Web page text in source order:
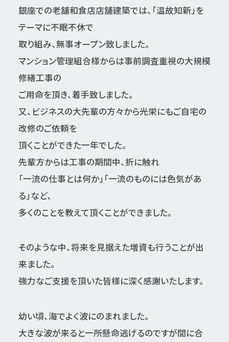
銀座での老舗和食店店舗建築では、「温故知新」を
テーマに不眠不休で
取り組み、無事オープン致しました。
マンション管理組合様からは事前調査重視の大規模
修繕工事の
ご用命を頂き、着手致しました。
又、ビジネスの大先輩の方々から光栄にもご自宅の
改修のご依頼を
頂くことができた一年でした。
先輩方からは工事の期間中、折に触れ
「一流の仕事とは何か」「一流のものには色気があ
る」など、
多くのことを教えて頂くことができました。
そのような中、将来を見据えた増資も行うことが出
来ました。
強力なご支援を頂いた皆様に深く感謝いたします。
幼い頃、海でよく波にのまれました。
大きな波が来ると一所懸命逃げるのですが間に合